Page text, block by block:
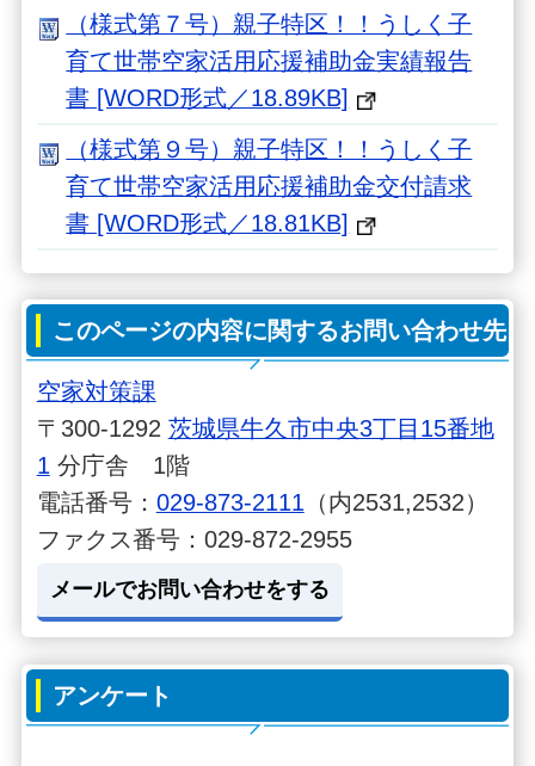
（様式第７号）親子特区！！うしく子
育て世帯空家活用応援補助金実績報告
書 [WORD形式／18.89KB]
（様式第９号）親子特区！！うしく子
育て世帯空家活用応援補助金交付請求
書 [WORD形式／18.81KB]
このページの内容に関するお問い合わせ先
空家対策課
〒300-1292 茨城県牛久市中央3丁目15番地
1 分庁舎 1階
電話番号： 029-873-2111 （内2531,2532）
ファクス番号：029-872-2955
メールでお問い合わせをする
アンケート